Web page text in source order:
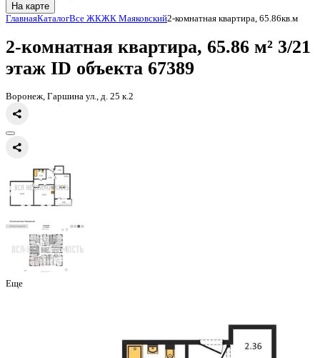
На карте
Главная КаталогВсе ЖКЖК Маяковский
2-комнатная квартира, 65.86
этаж
Воронеж, Гаршина ул., д. 25 к.2